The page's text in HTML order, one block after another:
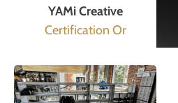
YAMi Creative
Certification Or